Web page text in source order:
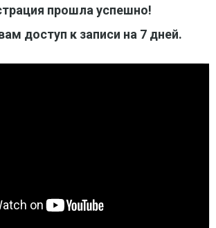
прошла успешно!
доступ к записи на 7 дней.